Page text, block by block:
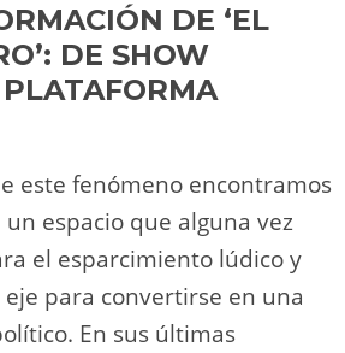
DE ‘EL
DE SHOW
este fenómeno encontramos
un espacio que alguna vez
el esparcimiento lúdico y
para convertirse en una
En sus últimas